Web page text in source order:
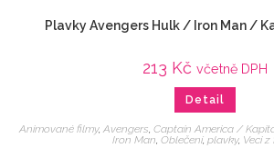
Plavky Avengers Hulk / Iron Man /
213 Kč včetně DPH
Detail
Animované filmy, Avengers, Captain America /
Iron Man, Oblečení, plavky, Veci